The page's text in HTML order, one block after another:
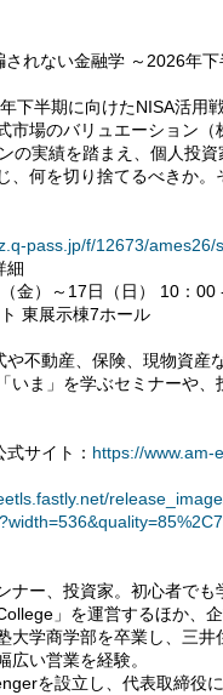
れない金融学 ～2026年
下半期に向けたNISA活用
市場のバリュエーション
の実績を踏まえ、個人投
、何を切り捨てるべきか
pass.jp/f/12673/ames26/
細
金）～17日（日） 10：00
東展示棟7ホール
や不動産、保険、現物資
いま」を学ぶセミナーや
式サイト： https://www.am-
ナー、投資家。初心者で
」を運営するほか、
大学商学部を卒業し、三
広い営業を経験。
を設立し、代表取締役